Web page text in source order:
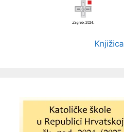
Knjižica